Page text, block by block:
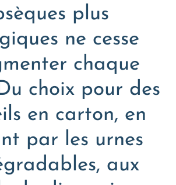
plus
ne cesse
chaque
choix pour des
en carton, en
par les urnes
aux